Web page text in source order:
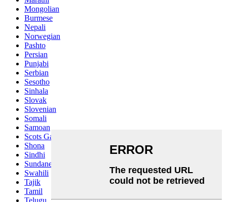
Mongolian
Burmese
Nepali
Norwegian
Pashto
Persian
Punjabi
Serbian
Sesotho
Sinhala
Slovak
Slovenian
Somali
Samoan
Scots Gaelic
Shona
Sindhi
Sundanese
Swahili
Tajik
Tamil
Telugu